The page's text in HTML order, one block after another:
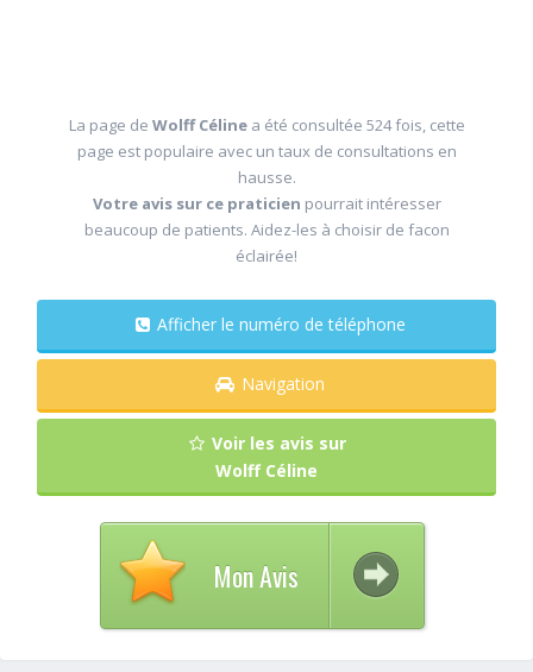
La page de Wolff Céline a été consultée 524 fois, cette
page est populaire avec un taux de consultations en
hausse.
Votre avis sur ce praticien pourrait intéresser
beaucoup de patients. Aidez-les à choisir de facon
éclairée!
Afficher le numéro de téléphone
Navigation
Voir les avis sur
Wolff Céline
Mon Avis